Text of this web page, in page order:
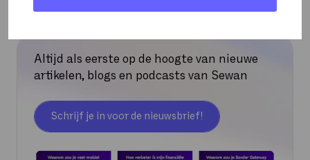
Altijd als eerste op de hoogte van nieuwe
artikelen, blogs en podcasts van Sewan
Schrijf je in voor de nieuwsbrief!